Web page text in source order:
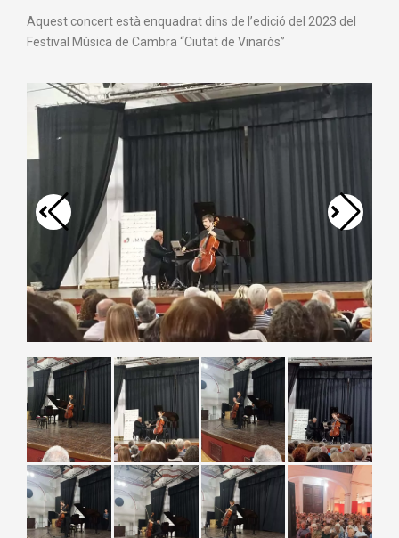
Aquest concert està enquadrat dins de l’edició del 2023 del
Festival Música de Cambra “Ciutat de Vinaròs”